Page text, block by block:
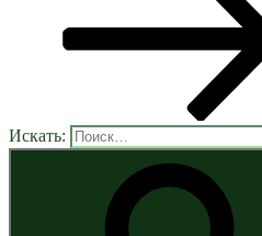
Искать: